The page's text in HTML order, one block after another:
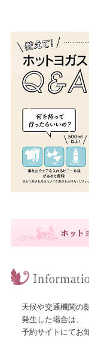
天候や交通機関の
発生した場合は、
予約サイトにて